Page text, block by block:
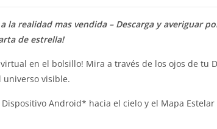
la realidad mas vendida – Descarga y averiguar
de estrella!
en el bolsillo! Mira a través de los ojos de tu
universo visible.
Android* hacia el cielo y el Mapa